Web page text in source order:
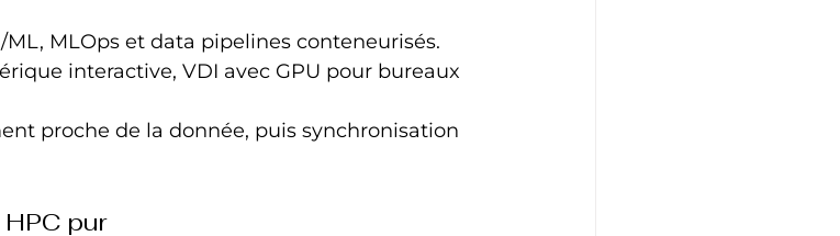
MLOps et data pipelines conteneurisés.
interactive, VDI avec GPU pour bureaux
proche de la donnée, puis synchronisation
pur